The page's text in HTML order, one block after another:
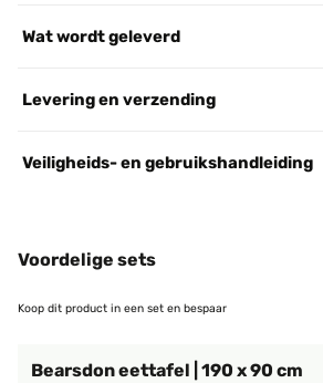
Wat wordt geleverd
Levering en verzending
Veiligheids- en gebruikshandleiding
Voordelige sets
Koop dit product in een set en bespaar
Bearsdon eettafel | 190 x 90 cm